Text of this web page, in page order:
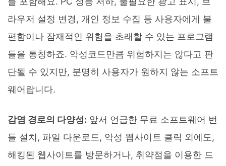
라우저 설정 변경, 개인 정보 수집 등 사용자에게 불
편함이나 잠재적인 위험을 초래할 수 있는 프로그램
들을 통칭하죠. 악성코드만큼 위험하지는 않다고 판
단될 수 있지만, 분명히 사용자가 원하지 않는 소프트
웨어랍니다.
감염 경로의 다양성: 앞서 언급한 무료 소프트웨어 번
들 설치, 파일 다운로드, 악성 웹사이트 클릭 외에도,
해킹된 웹사이트를 방문하거나, 취약점을 이용한 드